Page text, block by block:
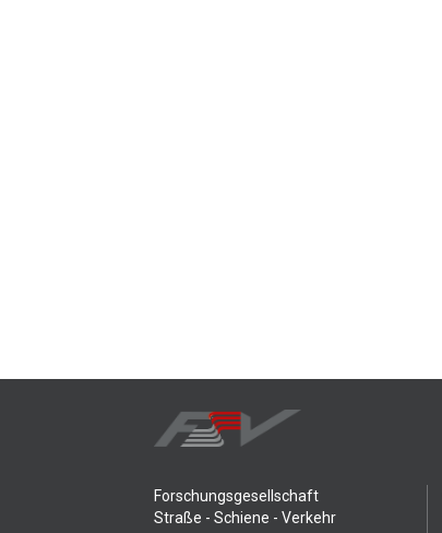
Forschungsgesellschaft
Straße - Schiene - Verkehr